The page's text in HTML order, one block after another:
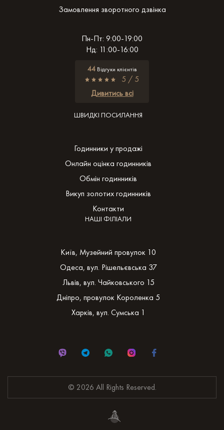
Замовлення зворотного дзвінка
Пн-Пт: 9:00-19:00
Нд: 11:00-16:00
44Відгуки клієнтів
5 / 5
Дивитись всі
ШВИДКІ ПОСИЛАННЯ
Годинники у продажі
Онлайн оцінка годинників
Обмін годинників
Викуп золотих годинників
Контакти
НАШІ ФІЛІАЛИ
Київ, Музейний провулок 10
Одеса, вул. Рішельєвська 37
Львів, вул. Чайковського 15
Дніпро, провулок Короленка 5
Харків, вул. Сумська 1
© 2026 All Rights Reserved.